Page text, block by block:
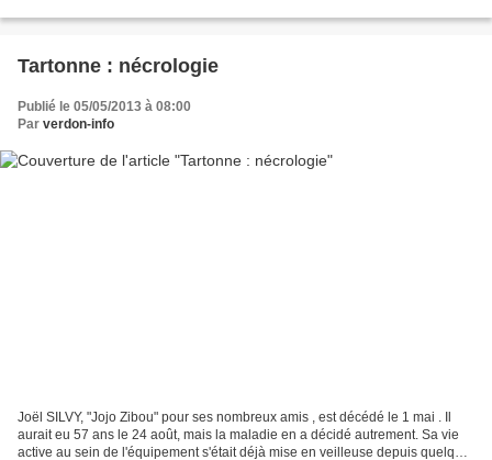
Tartonne : nécrologie
Publié le 05/05/2013 à 08:00
Par verdon-info
Joël SILVY, "Jojo Zibou" pour ses nombreux amis , est décédé le 1 mai . Il
aurait eu 57 ans le 24 août, mais la maladie en a décidé autrement. Sa vie
active au sein de l'équipement s'était déjà mise en veilleuse depuis quelque